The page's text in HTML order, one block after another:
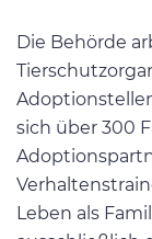
Die Behörde
sich über 300
Leben als